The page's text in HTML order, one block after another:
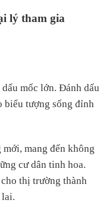
lý tham gia
dấu mốc lớn. Đánh dấu
biểu tượng sống đỉnh
mang đến không
cư dân tinh hoa.
thị trường thành